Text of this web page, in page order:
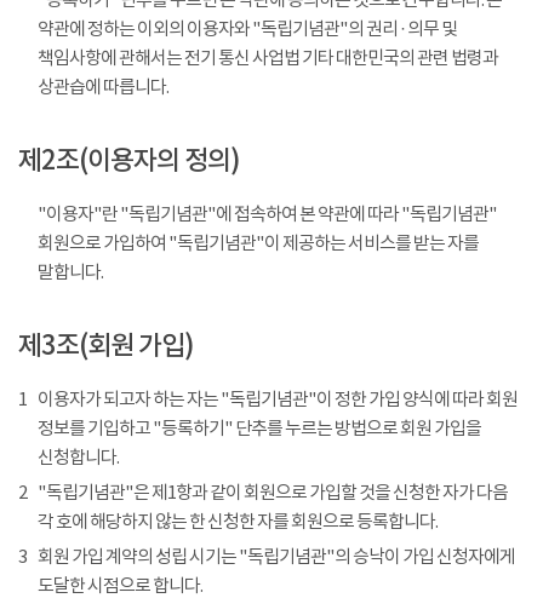
약관에 정하는 이외의 이용자와 "독립기념관"의 권리 · 의무 및
책임사항에 관해서는 전기 통신 사업법 기타 대한민국의 관련 법령과
상관습에 따릅니다.
제2조(이용자의 정의)
"이용자"란 "독립기념관"에 접속하여 본 약관에 따라 "독립기념관"
회원으로 가입하여 "독립기념관"이 제공하는 서비스를 받는 자를
말합니다.
제3조(회원 가입)
1 이용자가 되고자 하는 자는 "독립기념관"이 정한 가입 양식에 따라 회원
정보를 기입하고 "등록하기" 단추를 누르는 방법으로 회원 가입을
신청합니다.
2 "독립기념관"은 제1항과 같이 회원으로 가입할 것을 신청한 자가 다음
각 호에 해당하지 않는 한 신청한 자를 회원으로 등록합니다.
3 회원 가입 계약의 성립 시기는 "독립기념관"의 승낙이 가입 신청자에게
도달한 시점으로 합니다.